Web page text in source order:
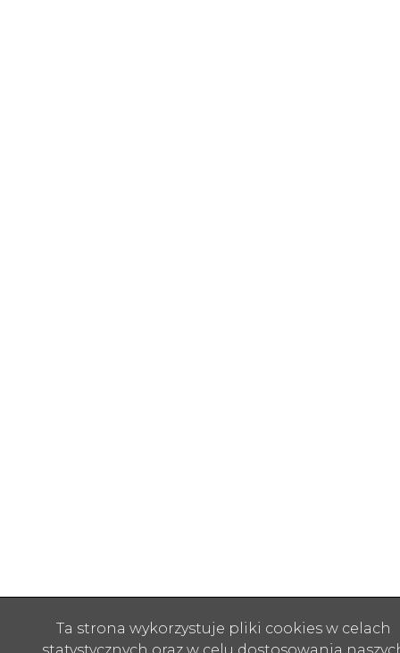
Ta strona wykorzystuje pliki cookies w celach
statystycznych oraz w celu dostosowania